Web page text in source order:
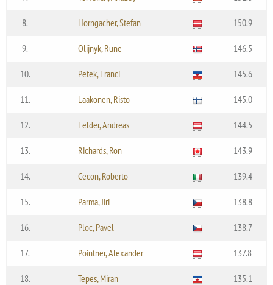
8. Horngacher, Stefan 150.9
9. Olijnyk, Rune 146.5
10. Petek, Franci 145.6
11. Laakonen, Risto 145.0
12. Felder, Andreas 144.5
13. Richards, Ron 143.9
14. Cecon, Roberto 139.4
15. Parma, Jiri 138.8
16. Ploc, Pavel 138.7
17. Pointner, Alexander 137.8
18. Tepes, Miran 135.1